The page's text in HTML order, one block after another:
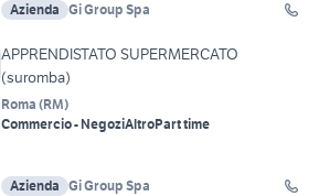
Azienda Gi Group Spa
APPRENDISTATO SUPERMERCATO
(suromba)
Roma (RM)
Commercio - NegoziAltroPart time
Azienda Gi Group Spa